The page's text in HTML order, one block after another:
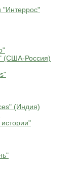
"Интеррос"
(США-Россия)
(Индия)